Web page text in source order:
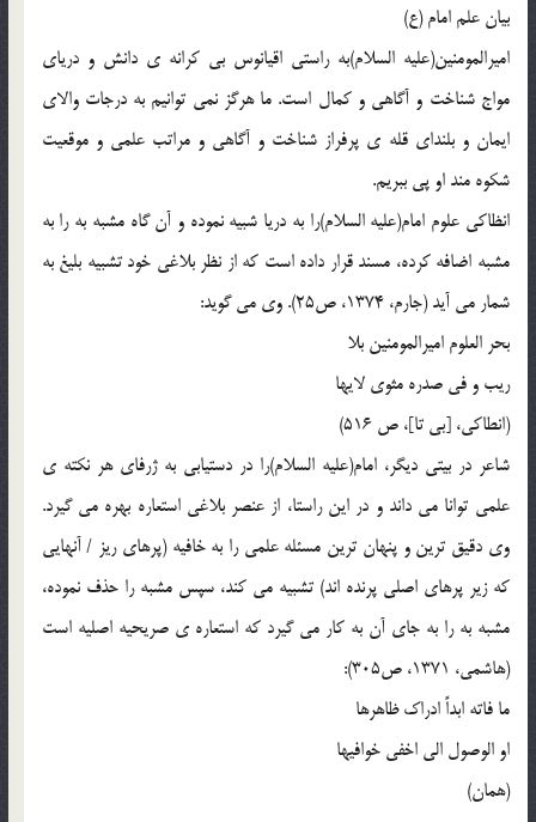
بیان علم امام (ع)
امیرالمومنین(علیه السلام)به راستی اقیانوس بی کرانه ی دانش و دریای
مواج شناخت و آگاهی و کمال است. ما هرگز نمی توانیم به درجات والای
ایمان و بلندای قله ی پرفراز شناخت و آگاهی و مراتب علمی و موقعیت
شکوه مند او پی ببریم.
انظاکی علوم امام(علیه السلام)را به دریا شبیه نموده و آن گاه مشبه به را به
مشبه اضافه کرده، مسند قرار داده است که از نظر بلاغی خود تشبیه بلیغ به
شمار می آید (جارم، 1374، ص25). وی می گوید:
بحر العلوم امیرالمومنین بلا
ریب و فی صدره مثوی لایها
(انطاکی، [بی تا]، ص 516)
شاعر در بیتی دیگر، امام(علیه السلام)را در دستیابی به ژرفای هر نکته ی
علمی توانا می داند و در این راستا، از عنصر بلاغی استعاره بهره می گیرد.
وی دقیق ترین و پنهان ترین مسئله علمی را به خافیه (پرهای ریز / آنهایی
که زیر پرهای اصلی پرنده اند) تشبیه می کند، سپس مشبه را حذف نموده،
مشبه به را به جای آن به کار می گیرد که استعاره ی صریحیه اصلیه است
(هاشمی، 1371، ص305):
ما فاته ابداً ادراک ظاهرها
او الوصول الی اخفی خوافیها
(همان)